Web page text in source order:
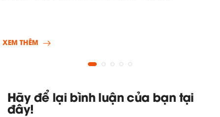
XEM THÊM
Hãy để lại bình luận của bạn tại
đây!